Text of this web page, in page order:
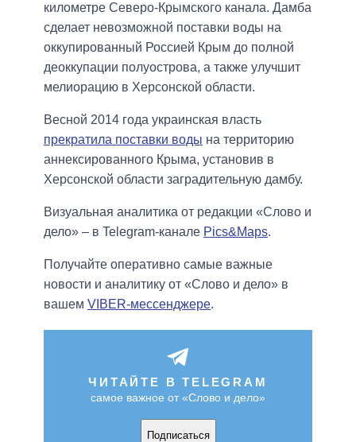
километре Северо-Крымского канала. Дамба
сделает невозможной поставки воды на
оккупированный Россией Крым до полной
деоккупации полуострова, а также улучшит
мелиорацию в Херсонской области.
Весной 2014 года украинская власть
прекратила поставки воды на территорию
аннексированного Крыма, установив в
Херсонской области заградительную дамбу.
Визуальная аналитика от редакции «Слово и
дело» – в Telegram-канале Pics&Maps.
Получайте оперативно самые важные
новости и аналитику от «Слово и дело» в
вашем VIBER-мессенджере.
ЧИТАЙТЕ В TELEGRAM
самое важное от «Слово и дело»
Подписаться